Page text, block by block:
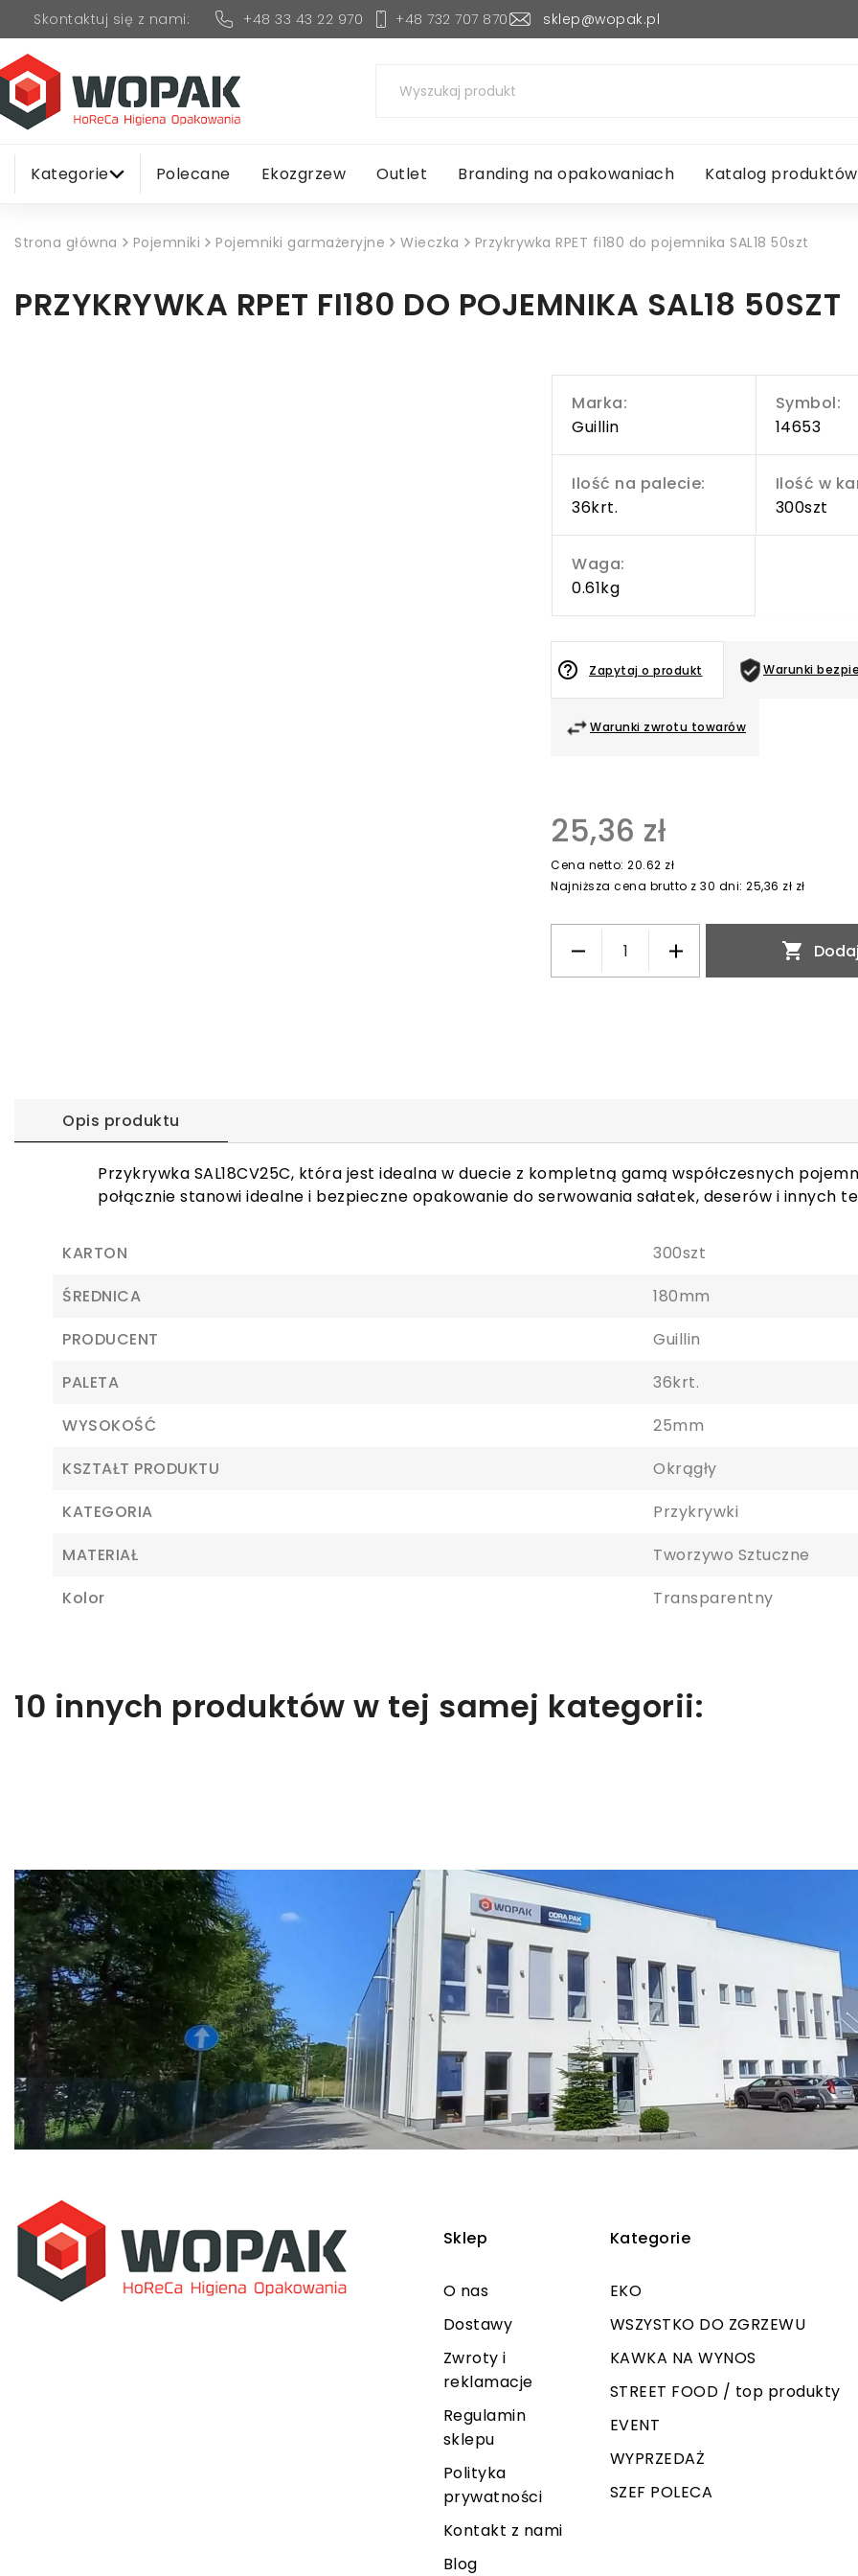
Skontaktuj się z nami: +48 33 43 22 970 +48 732 707 870 sklep@wopak.pl
Kategorie Polecane Ekozgrzew Outlet Branding na opakowaniach Katalog produktów
Strona główna Pojemniki Pojemniki garmażeryjne Wieczka Przykrywka RPET fi180 do pojemnika SAL18 50szt
PRZYKRYWKA RPET FI180 DO POJEMNIKA SAL18 50SZT
Marka:
Guillin
Symbol:
14653
Ilość na palecie:
36krt.
Ilość w
300szt
Waga:
0.61kg
Warunki
Warunki zwrotu towarów
help_outline Zapytaj o produkt
25,36 zł
Cena netto: 20.62 zł
Najniższa cena brutto z 30 dni: 25,36 zł zł

Opis produktu
Przykrywka SAL18CV25C, która jest idealna w duecie z kompletną gamą współczesnych
połącznie stanowi idealne i bezpieczne opakowanie do serwowania sałatek, deserów i innych
KARTON
300szt
ŚREDNICA
180mm
PRODUCENT
Guillin
PALETA
36krt.
WYSOKOŚĆ
25mm
KSZTAŁT PRODUKTU
Okrągły
KATEGORIA
Przykrywki
MATERIAŁ
Tworzywo Sztuczne
Kolor
Transparentny
10 innych produktów w tej samej kategorii:
Sklep
O nas
Dostawy
Zwroty i
reklamacje
Regulamin
sklepu
Polityka
prywatności
Kontakt z nami
Blog
Kategorie
EKO
WSZYSTKO DO ZGRZEWU
KAWKA NA WYNOS
STREET FOOD / top produkty
EVENT
WYPRZEDAŻ
SZEF POLECA